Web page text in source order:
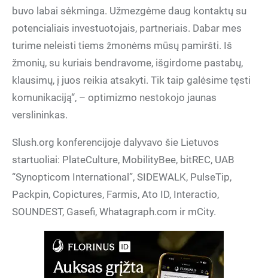
buvo labai sėkminga. Užmezgėme daug kontaktų su
potencialiais investuotojais, partneriais. Dabar mes
turime neleisti tiems žmonėms mūsų pamiršti. Iš
žmonių, su kuriais bendravome, išgirdome pastabų,
klausimų, į juos reikia atsakyti. Tik taip galėsime tęsti
komunikaciją“, – optimizmo nestokojo jaunas
verslininkas.
Slush.org konferencijoje dalyvavo šie Lietuvos
startuoliai: PlateCulture, MobilityBee, bitREC, UAB
“Synopticom International”, SIDEWALK, PulseTip,
Packpin, Copictures, Farmis, Ato ID, Interactio,
SOUNDEST, Gasefi, Whatagraph.com ir mCity.